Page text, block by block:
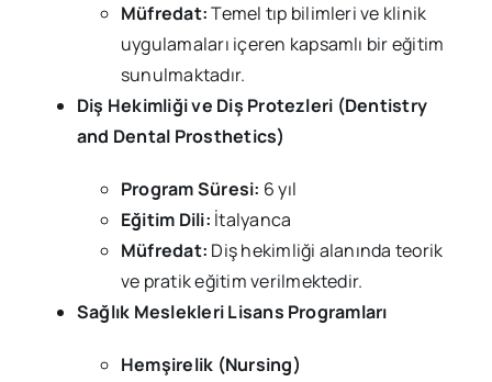
Müfredat:Temel tıp bilimleri ve klinik
uygulamaları içeren kapsamlı bir eğitim
sunulmaktadır.
Diş Hekimliği ve Diş Protezleri (Dentistry
and Dental Prosthetics)
Program Süresi: 6 yıl
Eğitim Dili: İtalyanca
Müfredat: Diş hekimliği alanında teorik
ve pratik eğitim verilmektedir.
Sağlık Meslekleri Lisans Programları
Hemşirelik (Nursing)